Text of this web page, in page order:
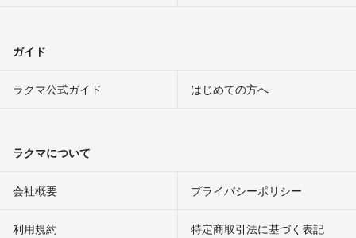
ガイド
ラクマ公式ガイド はじめての方へ
ラクマについて
会社概要 プライバシーポリシー
利用規約 特定商取引法に基づく表記